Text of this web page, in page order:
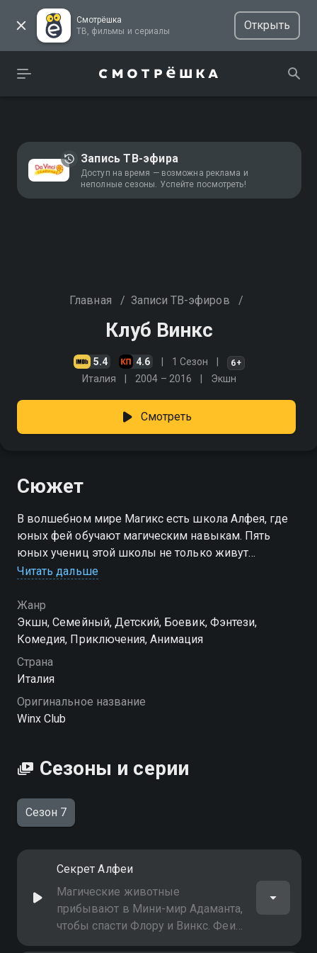
Смотрёшка
ТВ, фильмы и сериалы
Открыть
Запись ТВ-эфира
Доступ на время — возможна реклама и
неполные сезоны. Успейте посмотреть!
Главная / Записи ТВ-эфиров /
Клуб Винкс
5.4 4.6 1 Сезон 6+
Италия 2004 – 2016 Экшн
Смотреть
Сюжет
В волшебном мире Магикс есть школа Алфея, где
юных фей обучают магическим навыкам. Пять
юных учениц этой школы не только живут
привычной девичьей жизнью, но и противостоят
уникальна…
Читать дальше
Жанр
Экшн, Cемейный, Детский, Боевик, Фэнтези,
Комедия, Приключения, Анимация
Страна
Италия
Оригинальное название
Winx Club
Сезоны и серии
Сезон 7
Секрет Алфеи
Магические животные
прибывают в Мини-мир Адаманта,
чтобы спасти Флору и Винкс. Феи
должны спешить, потому что